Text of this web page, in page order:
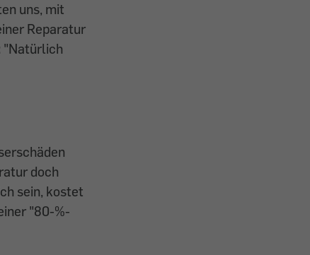
uns, mit
Reparatur
"Natürlich
doch
sein, kostet
"80-%-